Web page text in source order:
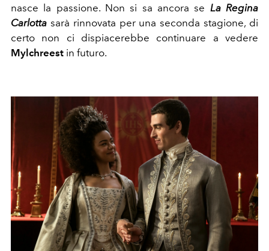
nasce la passione. Non si sa ancora se La Regina
Carlotta sarà rinnovata per una seconda stagione, di
certo non ci dispiacerebbe continuare a vedere
Mylchreest in futuro.